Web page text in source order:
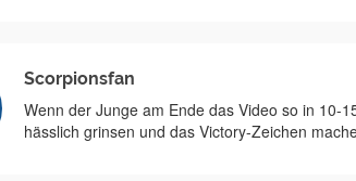
Scorpionsfan
Wenn der Junge am Ende das Video so in 10-
hässlich grinsen und das Victory-Zeichen